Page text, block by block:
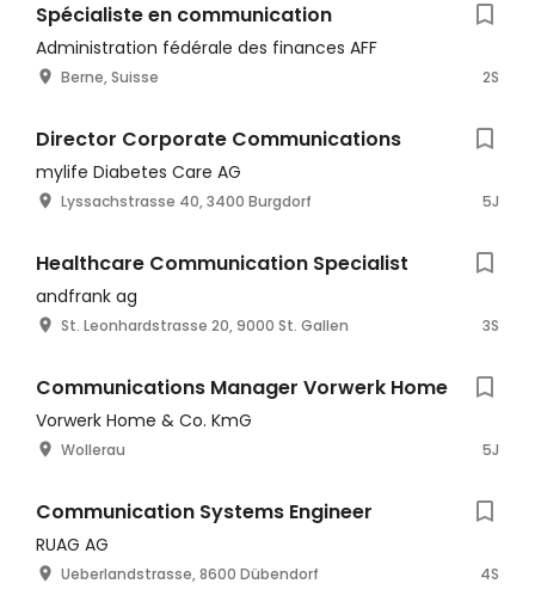
Spécialiste en communication
Administration fédérale des finances AFF
Berne, Suisse 2S
Director Corporate Communications
mylife Diabetes Care AG
Lyssachstrasse 40, 3400 Burgdorf 5J
Healthcare Communication Specialist
andfrank ag
St. Leonhardstrasse 20, 9000 St. Gallen 3S
Communications Manager Vorwerk Home
Vorwerk Home & Co. KmG
Wollerau 5J
Communication Systems Engineer
RUAG AG
Ueberlandstrasse, 8600 Dübendorf 4S